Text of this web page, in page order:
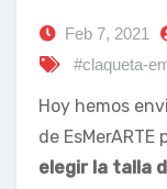
Feb 7, 2021
#claqueta-
Hoy hemos
de
elegir la talla